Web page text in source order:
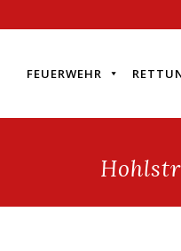
FEUERWEHR